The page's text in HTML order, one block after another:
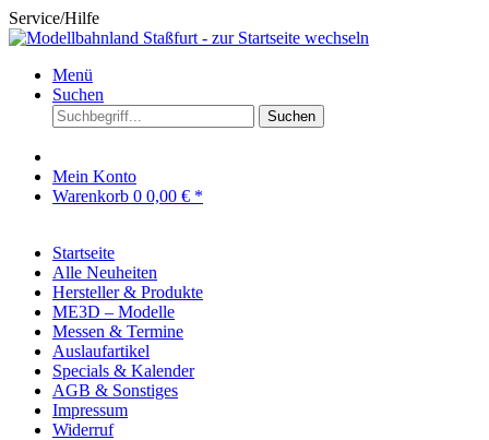
Service/Hilfe
Menü
Suchen
Suchen
Mein Konto
Warenkorb 0 0,00 € *
Startseite
Alle Neuheiten
Hersteller & Produkte
ME3D – Modelle
Messen & Termine
Auslaufartikel
Specials & Kalender
AGB & Sonstiges
Impressum
Widerruf